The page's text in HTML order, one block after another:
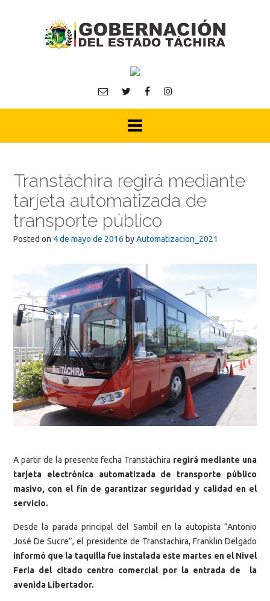
Transtáchira regirá mediante
tarjeta automatizada de
transporte público
Posted on 4 de mayo de 2016 byAutomatizacion_2021
A partir de la presente fecha Transtáchira regirá mediante una
tarjeta electrónica automatizada de transporte público
masivo, con el fin de garantizar seguridad y calidad en el
servicio.
Desde la parada principal del Sambil en la autopista “Antonio
José De Sucre”, el presidente de Transtachira, Franklin Delgado
informó que la taquilla fue instalada este martes en el Nivel
Feria del citado centro comercial por la entrada de la
avenida Libertador.